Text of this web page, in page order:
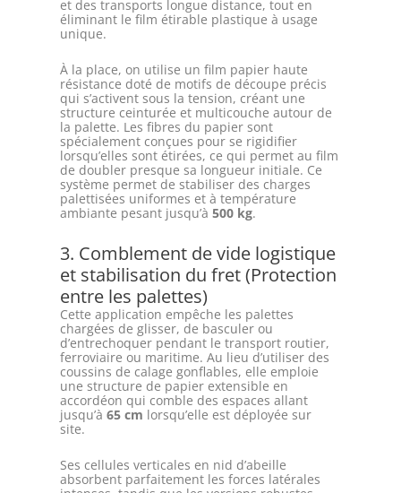
et des transports longue distance, tout en
éliminant le film étirable plastique à usage
unique.
À la place, on utilise un film papier haute
résistance doté de motifs de découpe précis
qui s’activent sous la tension, créant une
structure ceinturée et multicouche autour de
la palette. Les fibres du papier sont
spécialement conçues pour se rigidifier
lorsqu’elles sont étirées, ce qui permet au film
de doubler presque sa longueur initiale. Ce
système permet de stabiliser des charges
palettisées uniformes et à température
ambiante pesant jusqu’à 500 kg.
3. Comblement de vide logistique
et stabilisation du fret (Protection
entre les palettes)
Cette application empêche les palettes
chargées de glisser, de basculer ou
d’entrechoquer pendant le transport routier,
ferroviaire ou maritime. Au lieu d’utiliser des
coussins de calage gonflables, elle emploie
une structure de papier extensible en
accordéon qui comble des espaces allant
jusqu’à 65 cm lorsqu’elle est déployée sur
site.
Ses cellules verticales en nid d’abeille
absorbent parfaitement les forces latérales